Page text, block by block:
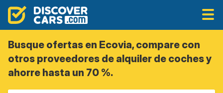
Busque ofertas en Ecovia, compare con
otros proveedores de alquiler de coches y
ahorre hasta un 70 %.